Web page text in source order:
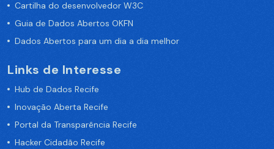
Cartilha do desenvolvedor W3C
Guia de Dados Abertos OKFN
Dados Abertos para um dia a dia melhor
Links de Interesse
Hub de Dados Recife
Inovação Aberta Recife
Portal da Transparência Recife
Hacker Cidadão Recife